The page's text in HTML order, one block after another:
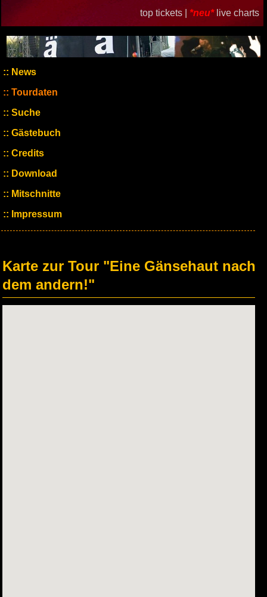
top tickets | *neu* live charts
News
Tourdaten
Suche
Gästebuch
Credits
Download
Mitschnitte
Impressum
Karte zur Tour "Eine Gänsehaut nach
dem andern!"